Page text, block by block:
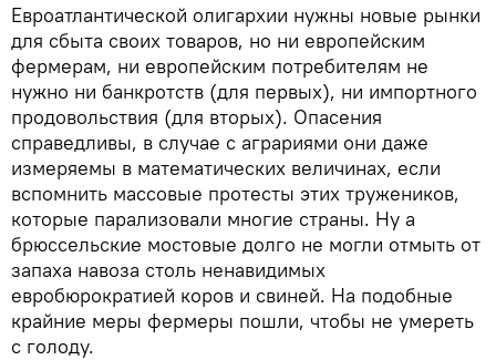
Евроатлантической олигархии нужны новые рынки
для сбыта своих товаров, но ни европейским
фермерам, ни европейским потребителям не
нужно ни банкротств (для первых), ни импортного
продовольствия (для вторых). Опасения
справедливы, в случае с аграриями они даже
измеряемы в математических величинах, если
вспомнить массовые протесты этих тружеников,
которые парализовали многие страны. Ну а
брюссельские мостовые долго не могли отмыть от
запаха навоза столь ненавидимых
евробюрократией коров и свиней. На подобные
крайние меры фермеры пошли, чтобы не умереть
с голоду.